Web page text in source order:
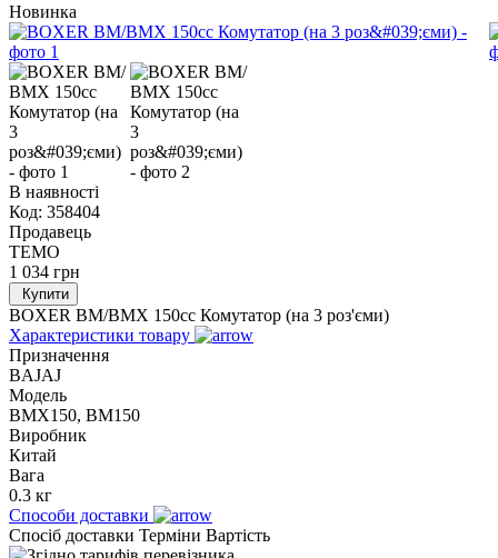
Новинка
В наявності
Код: 358404
Продавець
TEMO
1 034 грн
Купити
BOXER BM/ВМX 150cc Комутатор (на 3 роз'єми)
Характеристики товару
Призначення
BAJAJ
Модель
BMX150, BM150
Виробник
Китай
Вага
0.3 кг
Способи доставки
Спосіб доставки Терміни Вартість